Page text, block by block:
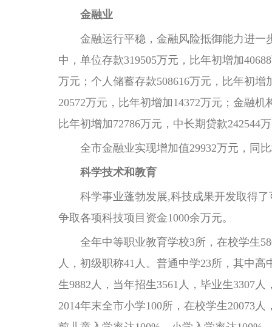
金融业
金融运行平稳，金融风险抵御能力进一步
中，单位存款319505万元，比年初增加
万元；个人储蓄存款508616万元，比年初
20572万元，比年初增加14372万元；金融
比年初增加72786万元，中长期贷款242544
全市金融业实现增加值29932万元，同比
科学技术和教育
科学事业蓬勃发展,科技成果开发取得了
争取各项科技项目资金1000余万元。
全年中等职业教育学校3所，在校学生580
人，初级职称41人。普通中学23所，其中
生9882人，当年招生3561人，毕业生3307
2014年末全市小学100所，在校学生20073